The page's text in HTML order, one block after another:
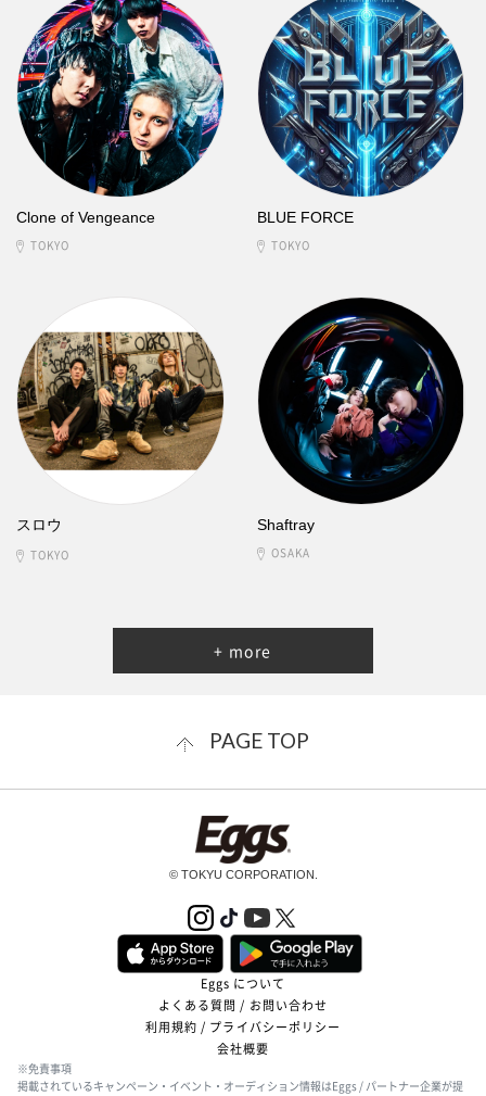
Clone of Vengeance
TOKYO
BLUE FORCE
TOKYO
スロウ
TOKYO
Shaftray
OSAKA
+ more
PAGE TOP
© TOKYU CORPORATION.
Eggs について
よくある質問 / お問い合わせ
利用規約 / プライバシーポリシー
会社概要
※免責事項
掲載されているキャンペーン・イベント・オーディション情報はEggs / パートナー企業が提